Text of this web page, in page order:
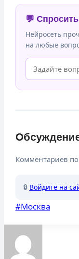
💬
Нейросеть
на любые
Комментариев
🔒 Войдите на
Метки
#Москва